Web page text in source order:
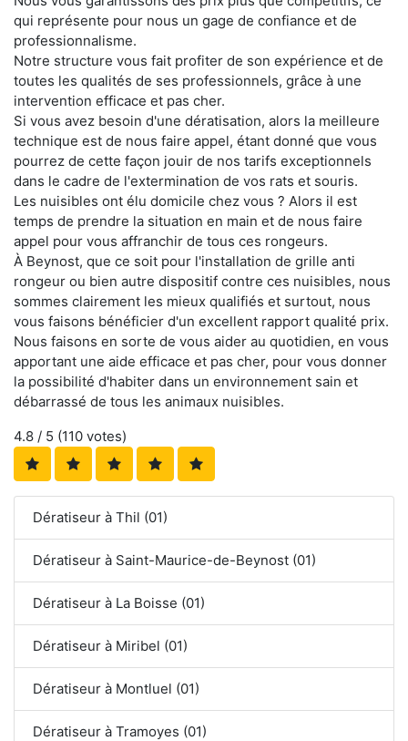
qui représente pour nous un gage de confiance et de
professionnalisme.
Notre structure vous fait profiter de son expérience et de
toutes les qualités de ses professionnels, grâce à une
intervention efficace et pas cher.
Si vous avez besoin d'une dératisation, alors la meilleure
technique est de nous faire appel, étant donné que vous
pourrez de cette façon jouir de nos tarifs exceptionnels
dans le cadre de l'extermination de vos rats et souris.
Les nuisibles ont élu domicile chez vous ? Alors il est
temps de prendre la situation en main et de nous faire
appel pour vous affranchir de tous ces rongeurs.
À Beynost, que ce soit pour l'installation de grille anti
rongeur ou bien autre dispositif contre ces nuisibles, nous
sommes clairement les mieux qualifiés et surtout, nous
vous faisons bénéficier d'un excellent rapport qualité prix.
Nous faisons en sorte de vous aider au quotidien, en vous
apportant une aide efficace et pas cher, pour vous donner
la possibilité d'habiter dans un environnement sain et
débarrassé de tous les animaux nuisibles.
4.8 / 5 (110 votes)
Dératiseur à Thil (01)
Dératiseur à Saint-Maurice-de-Beynost (01)
Dératiseur à La Boisse (01)
Dératiseur à Miribel (01)
Dératiseur à Montluel (01)
Dératiseur à Tramoyes (01)